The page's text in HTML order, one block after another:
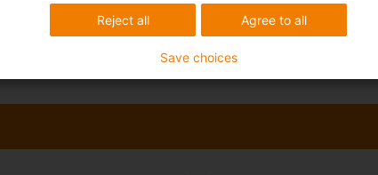
Agree to all
Reject all
Save choices